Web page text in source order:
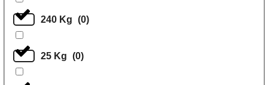
240 Kg (0)
25 Kg (0)